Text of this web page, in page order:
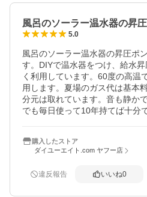
風呂のソーラー温水器の昇
5.0
風呂のソーラー温水器の昇圧ポ
す。DIYで温水器をつけ、給水
く利用しています。60度の高温
用します。夏場のガス代は基本
分元は取れています。音も静か
でも毎日使って10年持てば十分で
購入したストア
ダイユーエイト.com ヤフー店
違反報告 いいね0